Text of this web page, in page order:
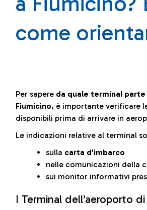
come
Per sapere da quale terminal
Fiumicino, è importante verificare
disponibili prima di arrivare in
Le indicazioni relative al terminal
sulla carta d’imbarco
nelle comunicazioni della
sui monitor informativi
I Terminal dell’aeroporto